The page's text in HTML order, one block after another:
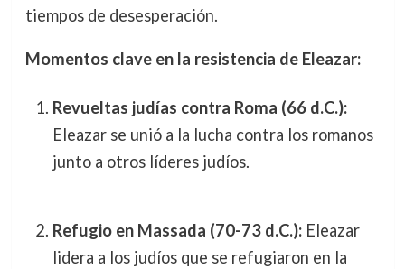
tiempos de desesperación.
Momentos clave en la resistencia de Eleazar:
Revueltas judías contra Roma (66 d.C.):
Eleazar se unió a la lucha contra los romanos
junto a otros líderes judíos.
Refugio en Massada (70-73 d.C.):Eleazar
lidera a los judíos que se refugiaron en la